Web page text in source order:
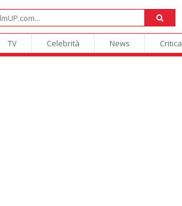
TV Celebrità News Critica